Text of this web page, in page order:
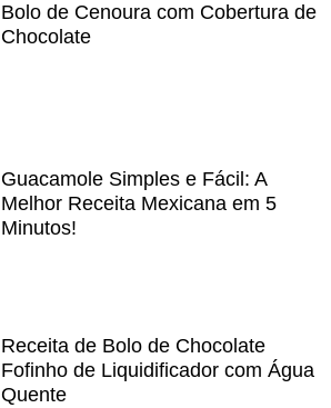
Bolo de Cenoura com Cobertura de
Chocolate
Guacamole Simples e Fácil: A
Melhor Receita Mexicana em 5
Minutos!
Receita de Bolo de Chocolate
Fofinho de Liquidificador com Água
Quente